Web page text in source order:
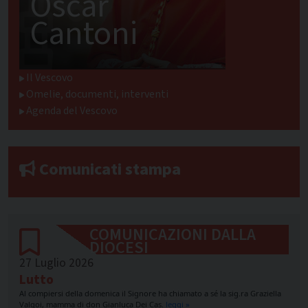
Cantoni
Il Vescovo
Omelie, documenti, interventi
Agenda del Vescovo
Comunicati stampa
COMUNICAZIONI DALLA
DIOCESI
27 Luglio 2026
Lutto
Al compiersi della domenica il Signore ha chiamato a sé la sig.ra Graziella
Valgoi, mamma di don Gianluca Dei Cas. leggi »